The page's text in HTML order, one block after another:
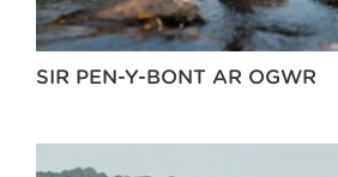
SIR PEN-Y-BONT AR OGWR